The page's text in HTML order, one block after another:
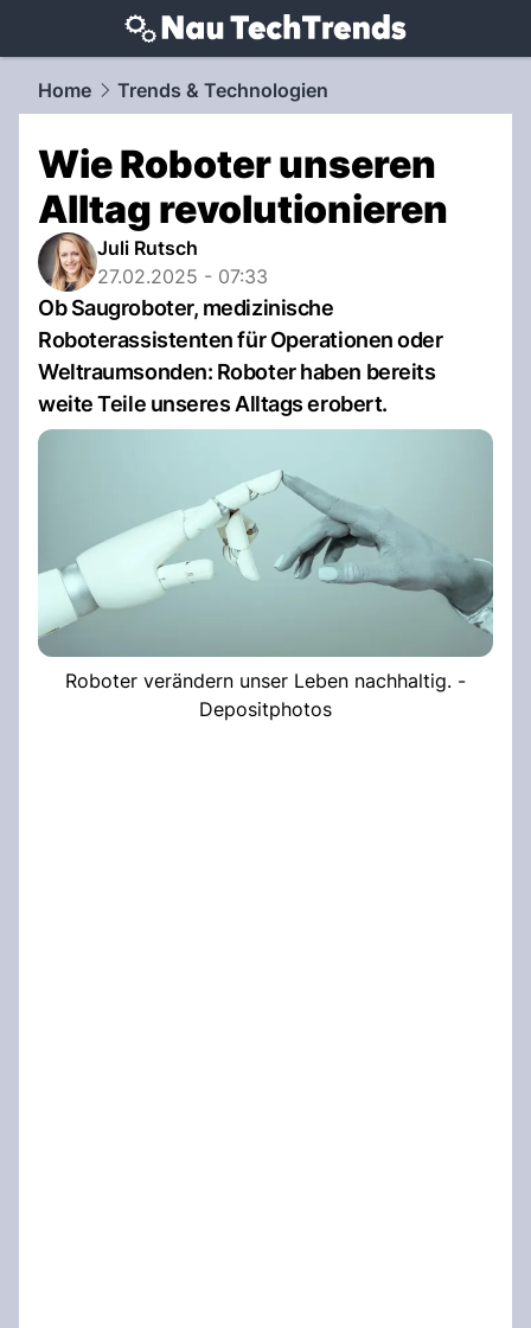
techtrends.NAU.ch
Home Trends & Technologien
Wie Roboter unseren
Alltag revolutionieren
Juli Rutsch
27.02.2025 - 07:33
Ob Saugroboter, medizinische
Roboterassistenten für Operationen oder
Weltraumsonden: Roboter haben bereits
weite Teile unseres Alltags erobert.
Roboter verändern unser Leben nachhaltig. -
Depositphotos